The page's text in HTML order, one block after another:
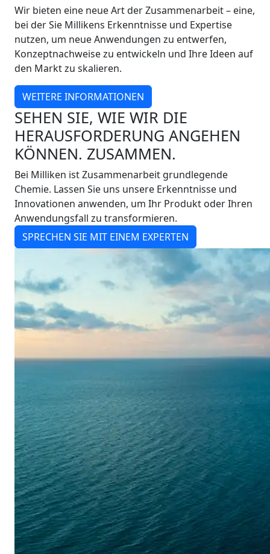
Wir bieten eine neue Art der Zusammenarbeit – eine,
bei der Sie Millikens Erkenntnisse und Expertise
nutzen, um neue Anwendungen zu entwerfen,
Konzeptnachweise zu entwickeln und Ihre Ideen auf
den Markt zu skalieren.
WEITERE INFORMATIONEN
SEHEN SIE, WIE WIR DIE
HERAUSFORDERUNG ANGEHEN
KÖNNEN. ZUSAMMEN.
Bei Milliken ist Zusammenarbeit grundlegende
Chemie. Lassen Sie uns unsere Erkenntnisse und
Innovationen anwenden, um Ihr Produkt oder Ihren
Anwendungsfall zu transformieren.
SPRECHEN SIE MIT EINEM EXPERTEN